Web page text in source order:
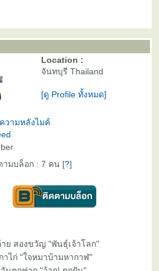
Location :
จันทบุรี Thailand
[ดู Profile ทั้งหมด]
วามหลังไมค์
ามบล็อก : 7 คน [?]
าย สองขวัญ "พันธุ์เจ้าโลก"
าไก่ "ใจหมาบ้ามหากาฬ"